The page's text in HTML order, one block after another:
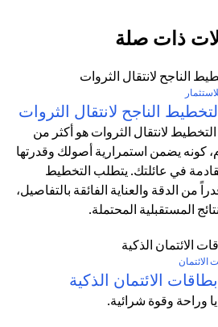
ذات صلة
الناجح لانتقال الثروات
لانتقال الثروات هو أكثر من
كونه يضمن استمرارية أصولك وقدرتها
في عائلتك. يتطلب التخطيط
من الدقة والعناية الفائقة بالتفاصيل،
المستقبلية المحتملة.
الائتمان
الائتمان الذكية
وراحة وقوة شرائية.